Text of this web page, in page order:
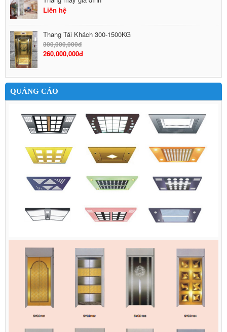
Liên hệ
Thang Tải Khách 300-1500KG
300,000,000đ
260,000,000đ
QUẢNG CÁO